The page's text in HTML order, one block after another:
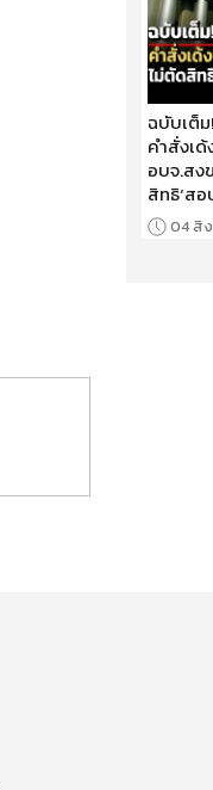
ฉบับเต็
คำสั่งเด้
อบจ.สง
สิทธิ‘สอ
04 สิ